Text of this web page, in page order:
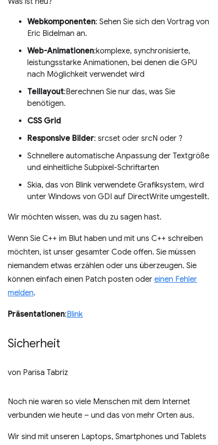
Webkomponenten: Sehen Sie sich den Vortrag von
Eric Bidelman an.
Web-Animationen:komplexe, synchronisierte,
leistungsstarke Animationen, bei denen die GPU
nach Möglichkeit verwendet wird
Teillayout:Berechnen Sie nur das, was Sie
benötigen.
CSS Grid
Responsive Bilder: srcset oder srcN oder ?
Schnellere automatische Anpassung der Textgröße
und einheitliche Subpixel-Schriftarten
Skia, das von Blink verwendete Grafiksystem, wird
unter Windows von GDI auf DirectWrite umgestellt.
Wir möchten wissen, was du zu sagen hast.
Wenn Sie C++ im Blut haben und mit uns C++ schreiben
möchten, ist unser gesamter Code offen. Sie müssen
niemandem etwas erzählen oder uns überzeugen. Sie
können einfach einen Patch posten oder einen Fehler
melden.
Präsentationen:Blink
Sicherheit
von Parisa Tabriz
Noch nie waren so viele Menschen mit dem Internet
verbunden wie heute – und das von mehr Orten aus.
Wir sind mit unseren Laptops, Smartphones und Tablets